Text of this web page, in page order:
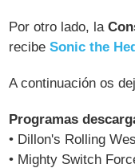
Por otro lado, la
recibeSonic the
A continuación os
Programas
• Dillon's Rolling
• Mighty Switch